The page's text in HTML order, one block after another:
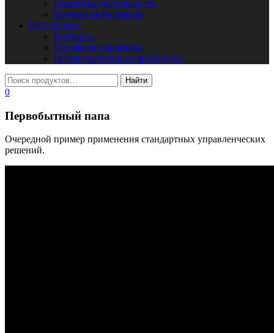
Проектная деятельность
Коучинг менеджеров
Об эксперте
Контакты
Портфолио проектов
Информационное партнёрство
0
Первобытный папа
Очередной пример применения стандартных управленческих
решений.